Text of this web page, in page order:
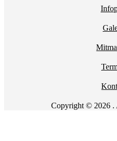
Copyright © 2026 .